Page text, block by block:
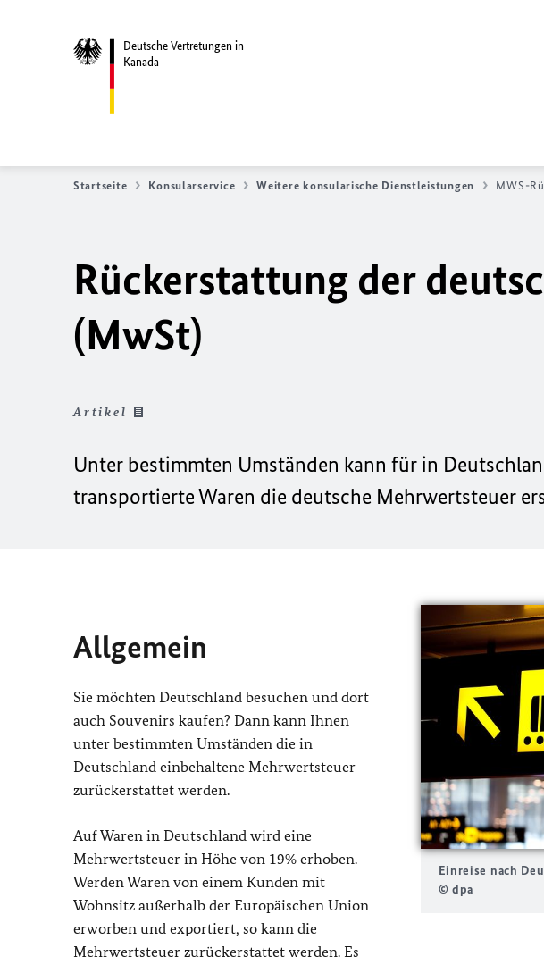
Deutsche Vertretungen in
Kanada
Startseite Konsularservice Weitere konsularische Dienstleistungen MWS-
Rückerstattung der
(MwSt)
Artikel
Unter bestimmten Umständen kann für in
transportierte Waren die deutsche Mehrwertsteuer
Einreise nach
© dpa
Allgemein
Sie möchten Deutschland besuchen und dort
auch Souvenirs kaufen? Dann kann Ihnen
unter bestimmten Umständen die in
Deutschland einbehaltene Mehrwertsteuer
zurückerstattet werden.
Auf Waren in Deutschland wird eine
Mehrwertsteuer in Höhe von 19% erhoben.
Werden Waren von einem Kunden mit
Wohnsitz außerhalb der Europäischen Union
erworben und exportiert, so kann die
Mehrwertsteuer zurückerstattet werden. Es